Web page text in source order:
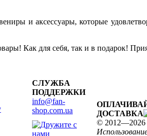
и аксессуары, которые
Как для себя, так и в подарок!
СЛУЖБА
ПОДДЕРЖКИ
info@fan-
shop.com.ua
ДОСТАВКА
© 2012—2026